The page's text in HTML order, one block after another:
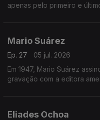
apenas pelo primeiro e
Mario Suárez
Ep. 27
05 jul. 2026
Em 1947, Mario Suárez
gravação com a editora
Eliades Ochoa